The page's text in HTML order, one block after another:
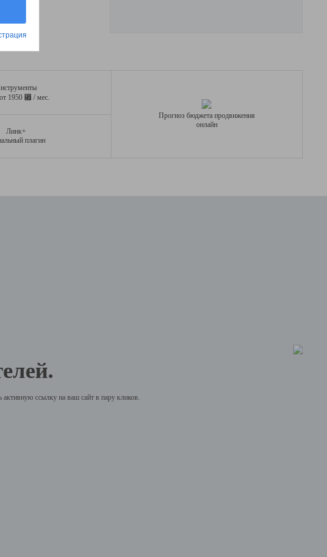
1950 ⃏ / мес.
Линк+
плагин
Прогноз бюджета продвижения
онлайн
ссылку на ваш сайт в пару кликов.